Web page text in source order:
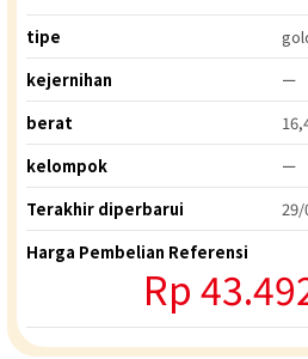
tipe
kejernihan
ー
berat
kelompok
ー
Terakhir diperbarui
29/
Harga Pembelian Referensi
Rp